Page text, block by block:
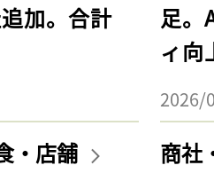
加。合計
足。
ィ向
2026/
・店舗 商社